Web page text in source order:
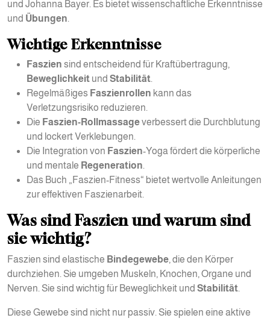
und Johanna Bayer. Es bietet wissenschaftliche Erkenntnisse
und Übungen.
Wichtige Erkenntnisse
Faszien sind entscheidend für Kraftübertragung,
Beweglichkeit und Stabilität.
Regelmäßiges Faszienrollen kann das
Verletzungsrisiko reduzieren.
Die Faszien-Rollmassageverbessert die Durchblutung
und lockert Verklebungen.
Die Integration von Faszien-Yoga fördert die körperliche
und mentale Regeneration.
Das Buch „Faszien-Fitness“ bietet wertvolle Anleitungen
zur effektiven Faszienarbeit.
Was sind Faszien und warum sind
sie wichtig?
Faszien sind elastische Bindegewebe, die den Körper
durchziehen. Sie umgeben Muskeln, Knochen, Organe und
Nerven. Sie sind wichtig für Beweglichkeit und Stabilität.
Diese Gewebe sind nicht nur passiv. Sie spielen eine aktive